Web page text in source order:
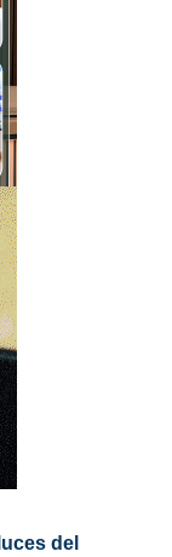
del